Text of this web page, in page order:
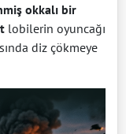
okkalı bir
lobilerin oyuncağı
diz çökmeye